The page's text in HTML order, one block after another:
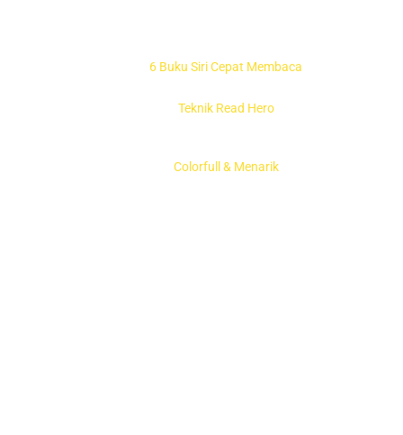
6 Buku Siri Cepat Membaca
Teknik Read Hero
Colorfull & Menarik